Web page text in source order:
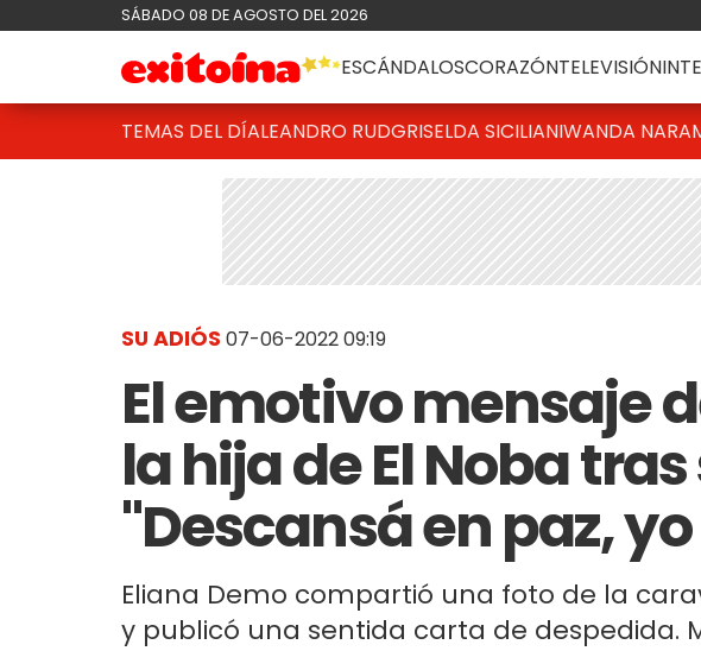
SÁBADO 08 DE AGOSTO DEL 2026
ESCÁNDALOSCORAZÓNTELEVISIÓN
TEMAS DEL DÍALEANDRO RUDGRISELDA SICILIANIWANDA NARA
SU ADIÓS 07-06-2022 09:19
El emotivo mensaje
la hija de El Noba
"Descansá en paz,
Eliana Demo compartió una foto de la
y publicó una sentida carta de despedida.